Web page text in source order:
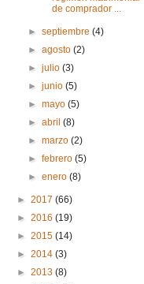
de comprador ...
►septiembre(4)
►agosto(2)
►julio(3)
►junio(5)
►mayo(5)
►abril(8)
►marzo(2)
►febrero(5)
►enero(8)
► 2017 (66)
► 2016 (19)
► 2015 (14)
► 2014 (3)
► 2013 (8)